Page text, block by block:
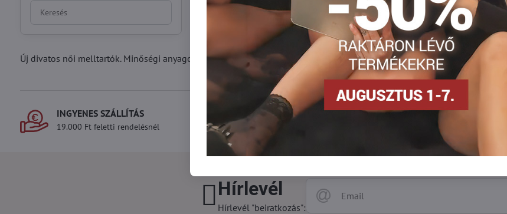
Keresés
szöveg
Új divatos női melltartók. Minőségi anyagokból készült online csipkével megerősített push up bardot melltartók.
INGYENES SZÁLLÍTÁS
19.000 Ft feletti rendelésnél
SZÁLLÍTÁS FUTÁRRAL BIZTONSÁGOS
Garantáltan
Hírlevél
Hírlevél "beiratkozás":